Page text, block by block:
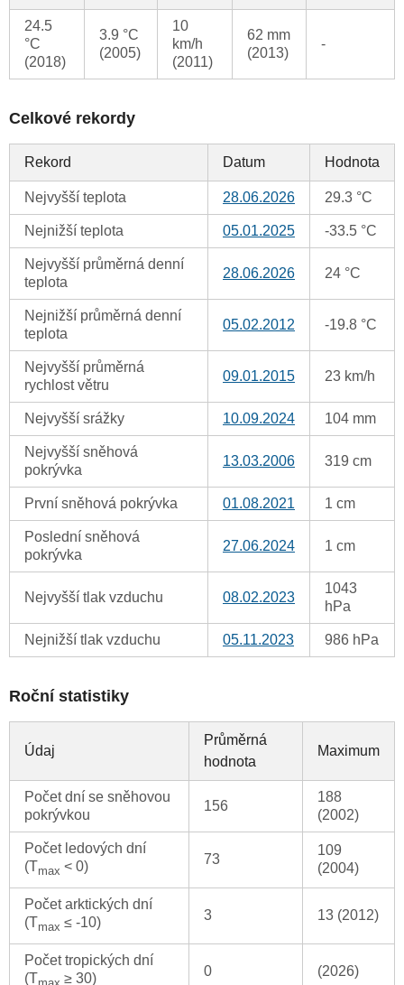
24.5
°C
(2018)
3.9 °C
(2005)
10
km/h
(2011)
62 mm
(2013)
-
Celkové rekordy
Rekord Datum Hodnota
Nejvyšší teplota 28.06.2026 29.3 °C
Nejnižší teplota 05.01.2025 -33.5 °C
Nejvyšší průměrná denní
teplota
28.06.2026 24 °C
Nejnižší průměrná denní
teplota
05.02.2012 -19.8 °C
Nejvyšší průměrná
rychlost větru
09.01.2015 23 km/h
Nejvyšší srážky 10.09.2024 104 mm
Nejvyšší sněhová
pokrývka
13.03.2006 319 cm
První sněhová pokrývka 01.08.2021 1 cm
Poslední sněhová
pokrývka
27.06.2024 1 cm
Nejvyšší tlak vzduchu 08.02.2023
1043
hPa
Nejnižší tlak vzduchu 05.11.2023 986 hPa
Roční statistiky
Údaj
Průměrná
hodnota
Maximum
Počet dní se sněhovou
pokrývkou
156
188
(2002)
Počet ledových dní
(Tmax < 0) 73
109
(2004)
Počet arktických dní
(Tmax ≤ -10) 3 13 (2012)
Počet tropických dní
(T
≥ 30) 0 (2026)